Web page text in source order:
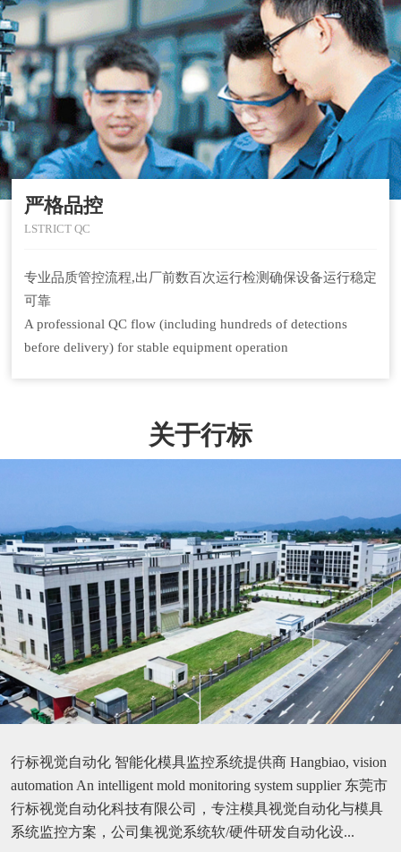
严格品控
LSTRICT QC
专业品质管控流程,出厂前数百次运行检测确保设备运行稳定
可靠
A professional QC flow (including hundreds of detections
before delivery) for stable equipment operation
关于行标
行标视觉自动化 智能化模具监控系统提供商 Hangbiao, vision
automation An intelligent mold monitoring system supplier 东莞市
行标视觉自动化科技有限公司，专注模具视觉自动化与模具
系统监控方案，公司集视觉系统软/硬件研发自动化设...